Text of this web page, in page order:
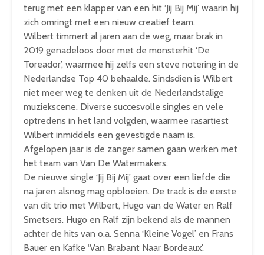
terug met een klapper van een hit ‘Jij Bij Mij’ waarin hij
zich omringt met een nieuw creatief team.
Wilbert timmert al jaren aan de weg, maar brak in
2019 genadeloos door met de monsterhit ‘De
Toreador’, waarmee hij zelfs een steve notering in de
Nederlandse Top 40 behaalde. Sindsdien is Wilbert
niet meer weg te denken uit de Nederlandstalige
muziekscene. Diverse succesvolle singles en vele
optredens in het land volgden, waarmee rasartiest
Wilbert inmiddels een gevestigde naam is.
Afgelopen jaar is de zanger samen gaan werken met
het team van Van De Watermakers.
De nieuwe single ‘Jij Bij Mij’ gaat over een liefde die
na jaren alsnog mag opbloeien. De track is de eerste
van dit trio met Wilbert, Hugo van de Water en Ralf
Smetsers. Hugo en Ralf zijn bekend als de mannen
achter de hits van o.a. Senna ‘Kleine Vogel’ en Frans
Bauer en Kafke ‘Van Brabant Naar Bordeaux’.